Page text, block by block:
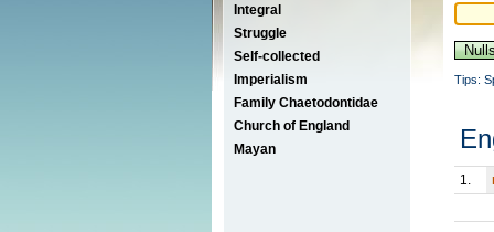
Integral
Struggle
Self-collected
Imperialism
Family Chaetodontidae
Church of England
Mayan
Tips:
1.